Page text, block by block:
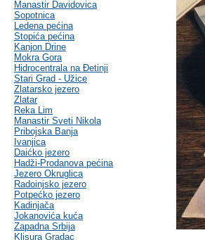
Manastir Davidovica
Sopotnica
Ledena pećina
Stopića pećina
Kanjon Drine
Mokra Gora
Hidrocentrala na Đetinji
Stari Grad - Užice
Zlatarsko jezero
Zlatar
Reka Lim
Manastir Sveti Nikola
Pribojska Banja
Ivanjica
Daićko jezero
Hadži-Prodanova pećina
Jezero Okruglica
Radoinjsko jezero
Potpećko jezero
Kadinjača
Jokanovića kuća
Zapadna Srbija
Klisura Gradac